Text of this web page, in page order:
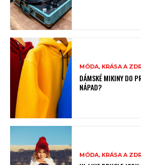
MÓDA, KRÁSA A
DÁMSKÉ MIKINY DO
NÁPAD?
MÓDA, KRÁSA A